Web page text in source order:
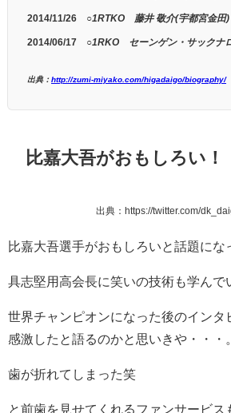
2014/11/26 ○1RTKO 藤井 敬介(宇都宮金田)
2014/06/17 ○1RKO セーンゲン・サックナ
出典： http://zumi-miyako.com/higadaigo/biography/
比嘉大吾がおもしろい！
出典：https://twitter.com/
比嘉大吾選手がおもしろいと話題にな
具志堅用高会長に笑いの技術も学んで
世界チャンピオンになった後のインタ
感激したと語るのかと思いきや・・・。
歯が折れてしまった笑
と前歯を見せてくれるファンサービス